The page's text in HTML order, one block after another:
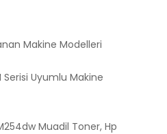
Makine Modelleri
Uyumlu Makine
Muadil Toner, Hp